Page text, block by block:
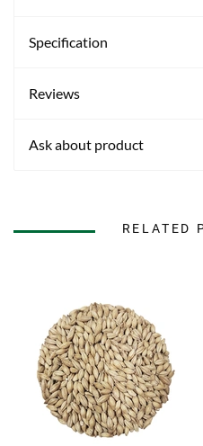
Specification
Reviews
Ask about product
RELATED